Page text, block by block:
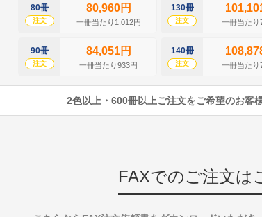
80冊
注文
80,960円
一冊当たり1,012円
90冊
注文
84,051円
一冊当たり933円
130冊
注文 一冊当たり
140冊
注文 一冊当たり
2色以上・600冊以上ご注文をご希望のお客
FAXでのご注文は